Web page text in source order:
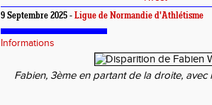
9 Septembre 2025 - Ligue de Normandie d'Athlétisme
Informations
Fabien, 3ème en partant de la droite, avec